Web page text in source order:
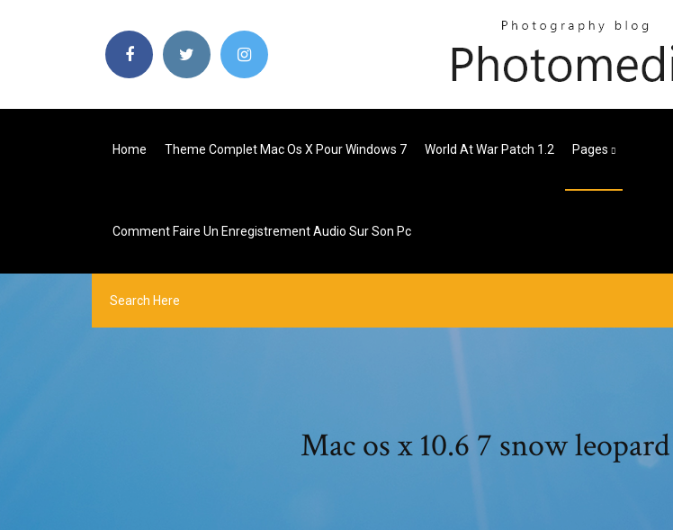
Home Theme Complet Mac Os X Pour Windows 7 World At War Patch 1.2 Pages
Comment Faire Un Enregistrement Audio Sur Son Pc
Mac os x 10.6 7 snow